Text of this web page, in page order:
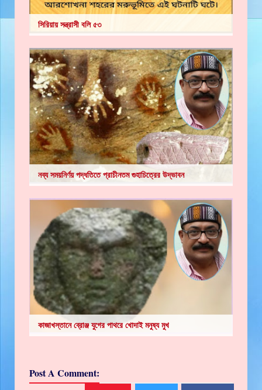
সিরিয়ায় সন্ত্রাসী বলি ৫৩
নব্য সময়নির্ণয় পদ্ধতিতে প্রাচীনতম গুহাচিত্রের উদ্ভাবন
কাজাখস্তানে ব্রোঞ্জ যুগের পাথরে খোদাই মনুষ্য মুখ
Post A Comment: